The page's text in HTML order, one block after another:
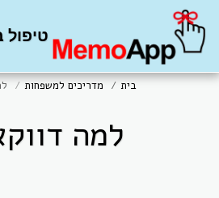
טיפול
בית מדריכים למשפחות
למה